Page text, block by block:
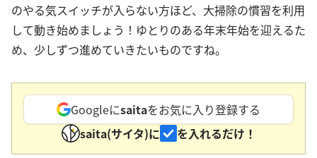
のやる気スイッチが入らない方ほど、大掃除の慣習を利用
して動き始めましょう！ゆとりのある年末年始を迎えるた
め、少しずつ進めていきたいものですね。
Googleにsaitaをお気に入り登録する
saita(サイタ)に
を入れるだけ！